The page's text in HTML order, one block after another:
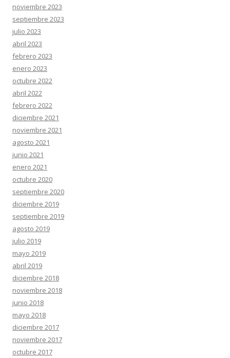
noviembre 2023
septiembre 2023
julio 2023
abril 2023
febrero 2023
enero 2023
octubre 2022
abril 2022
febrero 2022
diciembre 2021
noviembre 2021
agosto 2021
junio 2021
enero 2021
octubre 2020
septiembre 2020
diciembre 2019
septiembre 2019
agosto 2019
julio 2019
mayo 2019
abril 2019
diciembre 2018
noviembre 2018
junio 2018
mayo 2018
diciembre 2017
noviembre 2017
octubre 2017